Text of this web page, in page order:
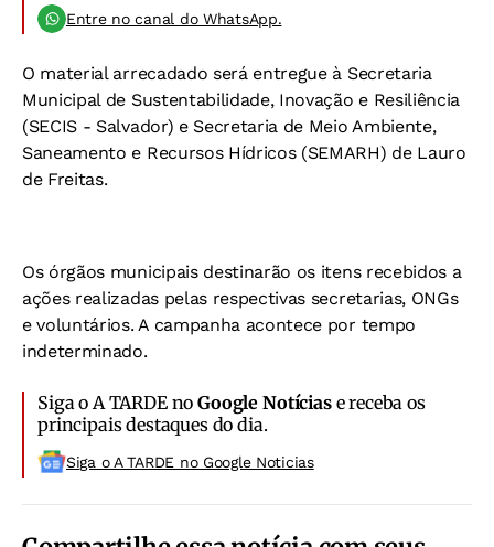
Entre no canal do WhatsApp.
O material arrecadado será entregue à Secretaria
Municipal de Sustentabilidade, Inovação e Resiliência
(SECIS - Salvador) e Secretaria de Meio Ambiente,
Saneamento e Recursos Hídricos (SEMARH) de Lauro
de Freitas.
Os órgãos municipais destinarão os itens recebidos a
ações realizadas pelas respectivas secretarias, ONGs
e voluntários. A campanha acontece por tempo
indeterminado.
Siga o A TARDE noGoogle Notíciase receba os
principais destaques do dia.
Siga o A TARDE no Google Noticias